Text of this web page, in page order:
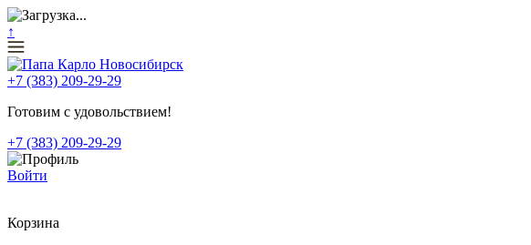
↑
+7 (383) 209-29-29
Готовим с удовольствием!
+7 (383) 209-29-29
Войти
Корзина